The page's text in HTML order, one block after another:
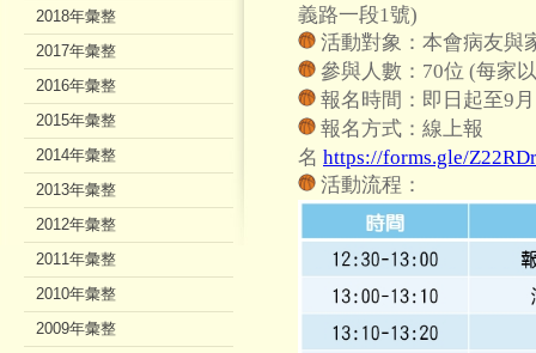
義路一段1號)
活動對象：本會病友與
參與人數：70位 (每家
報名時間：即日起至9
報名方式：線上報
名 https://forms.gle/
活動流程：
2018年彙整
2017年彙整
2016年彙整
2015年彙整
2014年彙整
2013年彙整
2012年彙整
2011年彙整
2010年彙整
2009年彙整